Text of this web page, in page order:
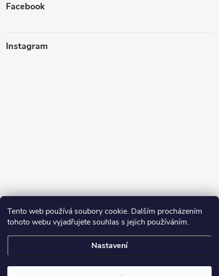
Tento web používá soubory cookie. Dalším procházením
tohoto webu vyjadřujete souhlas s jejich používáním.
Nastavení
Facebook
Instagram
Sledovat na Instagramu
práva vyhrazena.Upravit nastavení cookies